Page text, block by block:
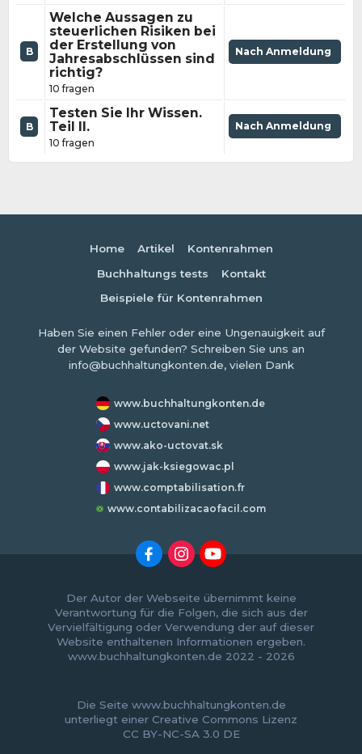
B
Welche Aussagen zu
steuerlichen Risiken bei
der Erstellung von
Jahresabschlüssen sind
richtig?
10 fragen
Nach Anmeldung
B
Testen Sie Ihr Wissen.
Teil II.
10 fragen
Nach Anmeldung
Home Artikel
Kontenrahmen
Buchhaltungs tests
Kontakt
Beispiele für Kontenrahmen
Haben Sie einen Fehler oder eine Ungenauigkeit auf
der Website gefunden? Schreiben Sie uns an
info@buchhaltungkonten.de, vielen Dank
www.buchhaltungkonten.de
www.uctovani.net
www.ako-uctovat.sk
www.jak-ksiegowac.pl
www.comptabilisation.fr
www.contabilizacaofacil.com
Der Autor der Webseite übernimmt keine
Verantwortung für die Folgen, die sich aus der
Vervielfältigung oder Verwendung der auf dieser
Website enthaltenen Informationen ergeben.
www.buchhaltungkonten.de 2022 - 2026
Die Seite www.buchhaltungkonten.de
unterliegt einer Creative Commons Lizenz
CC BY-NC-SA 3.0 DE